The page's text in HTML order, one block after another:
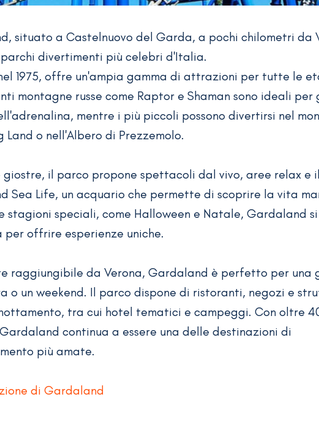
situato a Castelnuovo del Garda, a pochi chilometri da
divertimenti più celebri d'Italia.
1975, offre un'ampia gamma di attrazioni per tutte le
montagne russe come Raptor e Shaman sono ideali per
mentre i più piccoli possono divertirsi nel
Land o nell'Albero di Prezzemolo.
il parco propone spettacoli dal vivo, aree relax e il
Sea Life, un acquario che permette di scoprire la vita
stagioni speciali, come Halloween e Natale, Gardaland si
per offrire esperienze uniche.
raggiungibile da Verona, Gardaland è perfetto per una
o un weekend. Il parco dispone di ristoranti, negozi e
tra cui hotel tematici e campeggi. Con oltre
continua a essere una delle destinazioni di
più amate.
di Gardaland